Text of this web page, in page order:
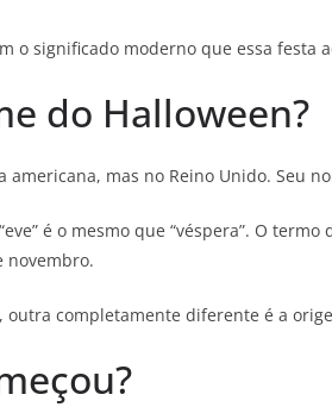
o significado moderno que essa festa
do Halloween?
mas no Reino Unido. Seu
é o mesmo que “véspera”. O
novembro.
outra completamente diferente é a